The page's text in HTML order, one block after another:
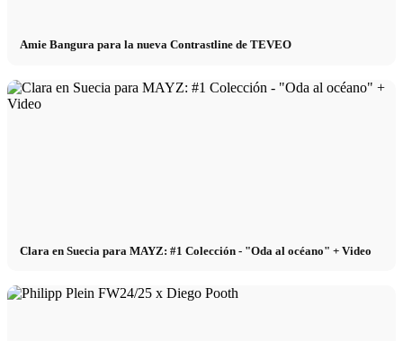
Amie Bangura para la nueva Contrastline de TEVEO
Clara en Suecia para MAYZ: #1 Colección - "Oda al océano" + Video